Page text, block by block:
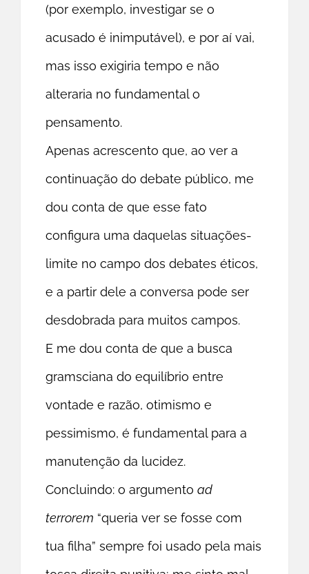
(por exemplo, investigar se o
acusado é inimputável), e por aí vai,
mas isso exigiria tempo e não
alteraria no fundamental o
pensamento.
Apenas acrescento que, ao ver a
continuação do debate público, me
dou conta de que esse fato
configura uma daquelas situações-
limite no campo dos debates éticos,
e a partir dele a conversa pode ser
desdobrada para muitos campos.
E me dou conta de que a busca
gramsciana do equilíbrio entre
vontade e razão, otimismo e
pessimismo, é fundamental para a
manutenção da lucidez.
Concluindo: o argumentoad
terrorem “queria ver se fosse com
tua filha” sempre foi usado pela mais